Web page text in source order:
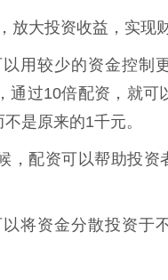
大投资收益，实现
用较少的资金控制
通过10倍配资，就可
是原来的1千元。
，配资可以帮助投资
将资金分散投资于